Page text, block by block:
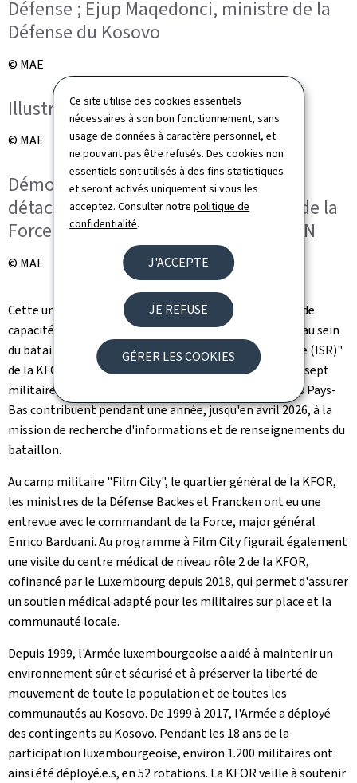
Ce site utilise des cookies essentiels
nécessaires à son bon fonctionnement, sans
usage de données à caractère personnel, et
ne pouvant pas être refusés. Des cookies non
essentiels sont utilisés à des fins statistiques
et seront activés uniquement si vous les
acceptez. Consulter notrepolitique de
confidentialité.
J'ACCEPTE
JE REFUSE
GÉRER LES COOKIES
Défense ; Ejup Maqedonci, ministre de la
Défense du Kosovo
© MAE
Illustration
© MAE
Démonstration des capacités du
détachement Benelux faisant partie de la
Force pour le Kosovo (KFOR) de l’OTAN
© MAE
Cette unité complètement interopérable est équipée de
capacités de surveillance aérienne et elle est intégrée au sein
du bataillon "Intelligence Surveillance Reconnaissance (ISR)"
de la KFOR. Organisé sous la direction du Luxembourg, sept
militaires du Luxembourg, cinq de la Belgique et un des Pays-
Bas contribuent pendant une année, jusqu'en avril 2026, à la
mission de recherche d'informations et de renseignements du
bataillon.
Au camp militaire "Film City", le quartier général de la KFOR,
les ministres de la Défense Backes et Francken ont eu une
entrevue avec le commandant de la Force, major général
Enrico Barduani. Au programme à Film City figurait également
une visite du centre médical de niveau rôle 2 de la KFOR,
cofinancé par le Luxembourg depuis 2018, qui permet d'assurer
un soutien médical adapté pour les militaires sur place et la
communauté locale.
Depuis 1999, l'Armée luxembourgeoise a aidé à maintenir un
environnement sûr et sécurisé et à préserver la liberté de
mouvement de toute la population et de toutes les
communautés au Kosovo. De 1999 à 2017, l'Armée a déployé
des contingents au Kosovo. Pendant les 18 ans de la
participation luxembourgeoise, environ 1.200 militaires ont
ainsi été déployé.e.s, en 52 rotations. La KFOR veille à soutenir